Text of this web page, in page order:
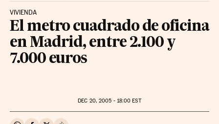
VIVIENDA
El metro cuadrado de oficina
en Madrid, entre 2.100 y
7.000 euros
DEC 20, 2005 - 18:00 EST